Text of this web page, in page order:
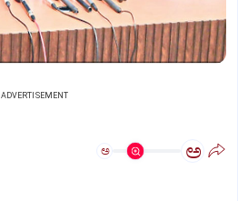
ADVERTISEMENT
ಅ ಅ